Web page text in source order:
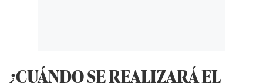
¿CUÁNDO SE REALIZARÁ EL